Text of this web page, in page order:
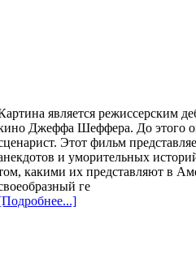
является режиссерским
Джеффа Шеффера. До этого
Этот фильм
и уморительных
какими их представляют в
ге